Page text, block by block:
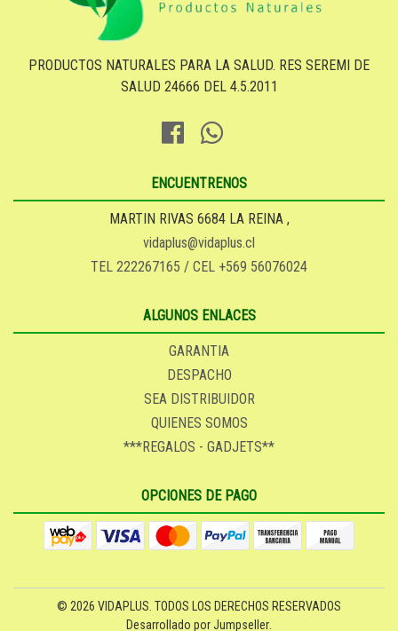
PRODUCTOS NATURALES PARA LA SALUD. RES SEREMI DE
SALUD 24666 DEL 4.5.2011
ENCUENTRENOS
MARTIN RIVAS 6684 LA REINA ,
vidaplus@vidaplus.cl
TEL 222267165 / CEL +569 56076024
ALGUNOS ENLACES
GARANTIA
DESPACHO
SEA DISTRIBUIDOR
QUIENES SOMOS
***REGALOS - GADJETS**
OPCIONES DE PAGO
© 2026 VIDAPLUS. TODOS LOS DERECHOS RESERVADOS
Desarrollado por Jumpseller.